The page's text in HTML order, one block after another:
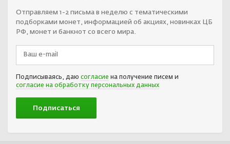
Отправляем 1-2 письма в неделю с тематическими
подборками монет, информацией об акциях, новинках ЦБ
РФ, монет и банкнот со всего мира.
Подписываясь, даю согласие на получение писем и
согласие на обработку персональных данных